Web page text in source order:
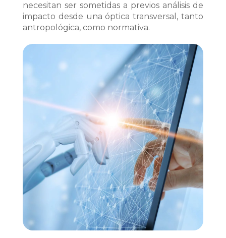
necesitan ser sometidas a previos análisis de
impacto desde una óptica transversal, tanto
antropológica, como normativa.